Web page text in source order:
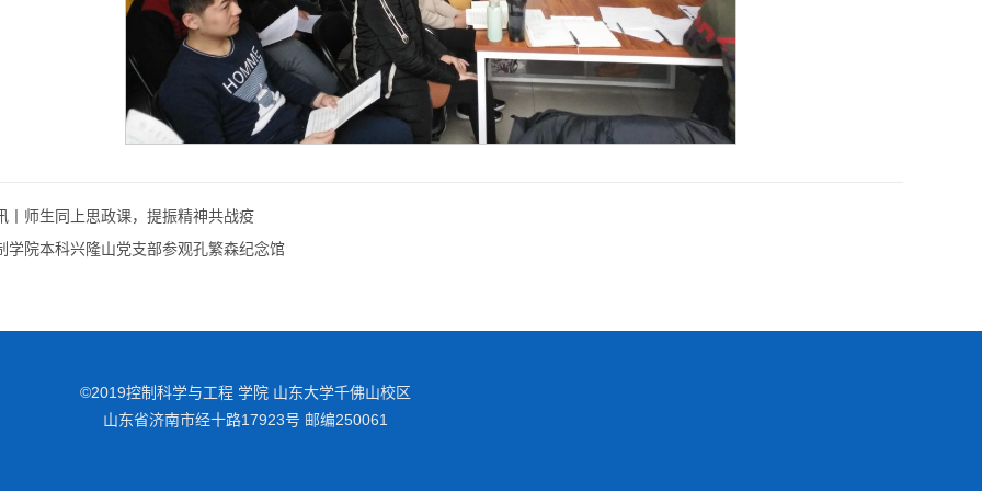
丨师生同上思政课，提振精神共战疫
学院本科兴隆山党支部参观孔繁森纪念馆
©2019控制科学与工程 学院 山东大学千佛山校区
山东省济南市经十路17923号 邮编250061